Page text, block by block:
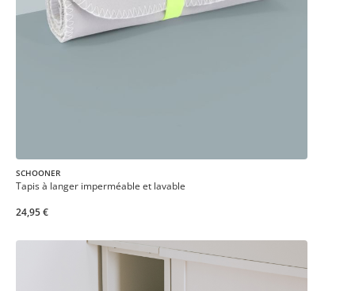
SCHOONER
Tapis à langer imperméable et lavable
24,95 €